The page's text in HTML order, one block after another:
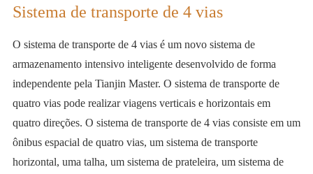
Sistema de transporte de 4 vias
O sistema de transporte de 4 vias é um novo sistema de
armazenamento intensivo inteligente desenvolvido de forma
independente pela Tianjin Master. O sistema de transporte de
quatro vias pode realizar viagens verticais e horizontais em
quatro direções. O sistema de transporte de 4 vias consiste em um
ônibus espacial de quatro vias, um sistema de transporte
horizontal, uma talha, um sistema de prateleira, um sistema de